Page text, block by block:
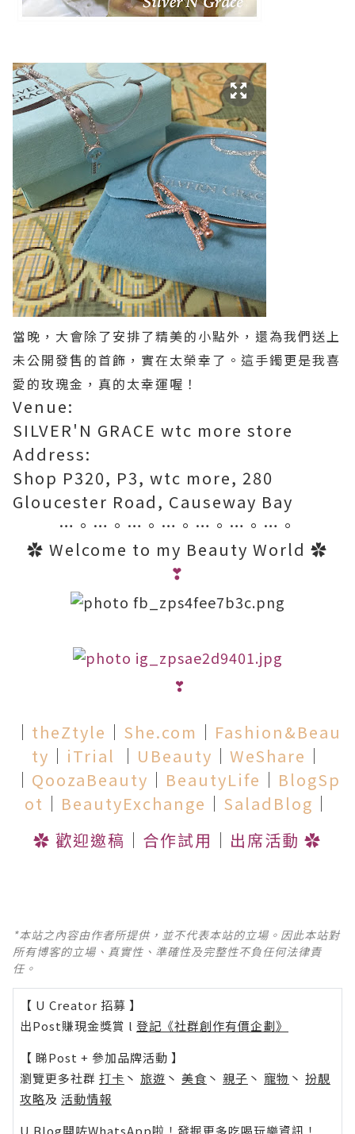
當晚，大會除了安排了精美的小點外，還為我們送上
未公開發售的首飾，實在太榮幸了。這手鐲更是我喜
愛的玫瑰金，真的太幸運喔！
Venue:
SILVER'N GRACE wtc more store
Address:
Shop P320, P3, wtc more, 280
Gloucester Road, Causeway Bay
… 。 … 。 … 。 … 。 … 。 … 。 … 。
✿ Welcome to my Beauty World ✿
❣
❣
│ theZtyle │ She.com │ Fashion&Beau
ty │ iTrial │ UBeauty │ WeShare │
│ QoozaBeauty │ BeautyLife │ BlogSp
ot │ BeautyExchange │ SaladBlog │
✿ 歡迎邀稿 │ 合作試用 │ 出席活動 ✿
*本站之內容由作者所提供，並不代表本站的立場。因此本站對
所有博客的立場、真實性、準確性及完整性不負任何法律責
任。
【 U Creator 招募 】
出Post賺現金獎賞 l 登記《社群創作有價企劃》
【 睇Post + 參加品牌活動 】
瀏覽更多社群 打卡 丶 旅遊 丶 美食 丶 親子 丶 寵物 丶 扮靚
攻略及 活動情報
U Blog開咗WhatsApp啦！發掘更多吃喝玩樂資訊！